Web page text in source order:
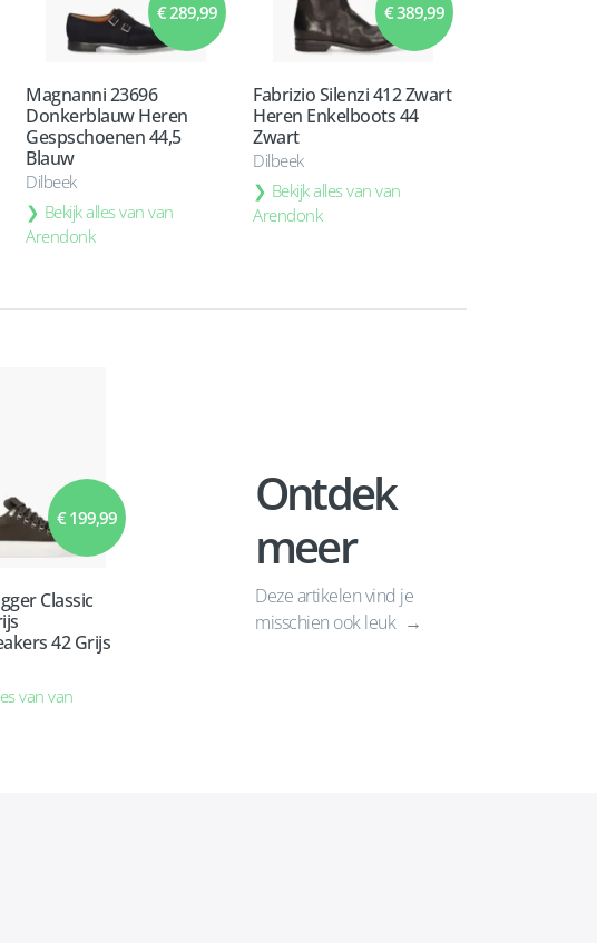
€ 289,99
Magnanni 23696
Donkerblauw Heren
Gespschoenen 44,5
Blauw
Dilbeek
Bekijk alles van van
Arendonk
€ 389,99
Fabrizio Silenzi 412 Zwart
Heren Enkelboots 44
Zwart
Dilbeek
Bekijk alles van van
Arendonk
€ 199,99
Classic
42 Grijs
van van
Ontdek
meer
Deze artikelen vind je
misschien ook leuk